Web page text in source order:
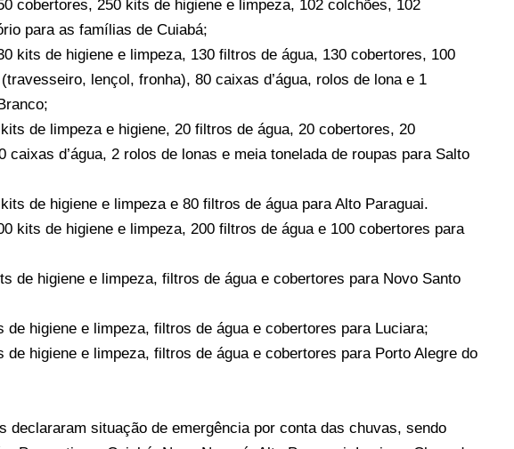
cobertores, 250 kits de higiene e limpeza, 102 colchões, 102
para as famílias de Cuiabá;
kits de higiene e limpeza, 130 filtros de água, 130 cobertores, 100
lençol, fronha), 80 caixas d’água, rolos de lona e 1
de limpeza e higiene, 20 filtros de água, 20 cobertores, 20
d’água, 2 rolos de lonas e meia tonelada de roupas para Salto
de higiene e limpeza e 80 filtros de água para Alto Paraguai.
kits de higiene e limpeza, 200 filtros de água e 100 cobertores para
de higiene e limpeza, filtros de água e cobertores para Novo Santo
higiene e limpeza, filtros de água e cobertores para Luciara;
higiene e limpeza, filtros de água e cobertores para Porto Alegre do
declararam situação de emergência por conta das chuvas, sendo